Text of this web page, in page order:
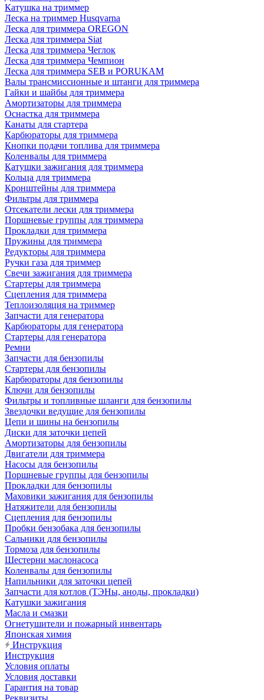
Катушка на триммер
Леска на триммер Husqvarna
Леска для триммера OREGON
Леска для триммера Siat
Леска для триммера Чеглок
Леска для триммера Чемпион
Леска для триммера SEB и PORUKAM
Валы трансмиссионные и штанги для триммера
Гайки и шайбы для триммера
Амортизаторы для триммера
Оснастка для триммера
Канаты для стартера
Карбюраторы для триммера
Кнопки подачи топлива для триммера
Коленвалы для триммера
Катушки зажигания для триммера
Кольца для триммера
Кронштейны для триммера
Фильтры для триммера
Отсекатели лески для триммера
Поршневые группы для триммера
Прокладки для триммера
Пружины для триммера
Редукторы для триммера
Ручки газа для триммер
Свечи зажигания для триммера
Стартеры для триммера
Сцепления для триммера
Теплоизоляция на триммер
Запчасти для генератора
Карбюраторы для генератора
Стартеры для генератора
Ремни
Запчасти для бензопилы
Стартеры для бензопилы
Карбюраторы для бензопилы
Ключи для бензопилы
Фильтры и топливные шланги для бензопилы
Звездочки ведущие для бензопилы
Цепи и шины на бензопилы
Диски для заточки цепей
Амортизаторы для бензопилы
Двигатели для триммера
Насосы для бензопилы
Поршневые группы для бензопилы
Прокладки для бензопилы
Маховики зажигания для бензопилы
Натяжители для бензопилы
Сцепления для бензопилы
Пробки бензобака для бензопилы
Сальники для бензопилы
Тормоза для бензопилы
Шестерни маслонасоса
Коленвалы для бензопилы
Напильники для заточки цепей
Запчасти для котлов (ТЭНы, аноды, прокладки)
Катушки зажигания
Масла и смазки
Огнетушители и пожарный инвентарь
Японская химия
Инструкция
Инструкция
Условия оплаты
Условия доставки
Гарантия на товар
Реквизиты